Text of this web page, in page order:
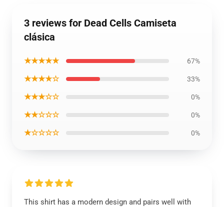
3 reviews for Dead Cells Camiseta
clásica
★★★★★ 67%
★★★★☆ 33%
★★★☆☆ 0%
★★☆☆☆ 0%
★☆☆☆☆ 0%
This shirt has a modern design and pairs well with